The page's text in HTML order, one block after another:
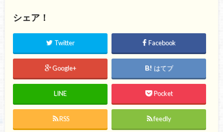
シェア！
Twitter Facebook
Google+ はてブ
LINE Pocket
RSS feedly